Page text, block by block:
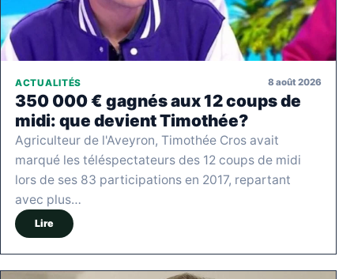
ACTUALITÉS 8 août 2026
350 000 € gagnés aux 12 coups de
midi: que devient Timothée?
Agriculteur de l'Aveyron, Timothée Cros avait
marqué les téléspectateurs des 12 coups de midi
lors de ses 83 participations en 2017, repartant
avec plus…
Lire